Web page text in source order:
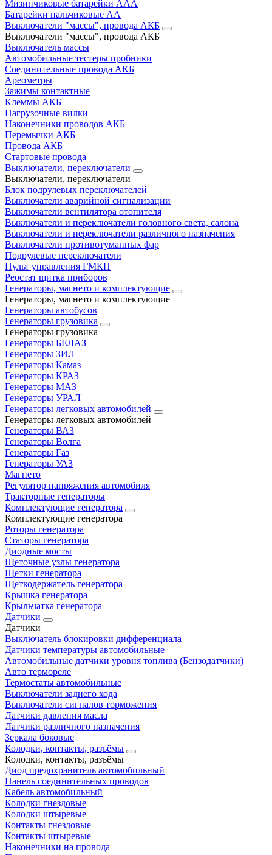
Мизинчиковые батарейки AAA
Батарейки пальчиковые АА
Выключатели "массы", провода АКБ
Выключатели "массы", провода АКБ
Выключатель массы
Автомобильные тестеры пробники
Соединительные провода АКБ
Ареометры
Зажимы контактные
Клеммы АКБ
Нагрузочные вилки
Наконечники проводов АКБ
Перемычки АКБ
Провода АКБ
Стартовые провода
Выключатели, переключатели
Выключатели, переключатели
Блок подрулевых переключателей
Выключатели аварийной сигнализации
Выключатели вентилятора отопителя
Выключатели и переключатели головного света, салона
Выключатели и переключатели различного назначения
Выключатели противотуманных фар
Подрулевые переключатели
Пульт управления ГМКП
Реостат щитка приборов
Генераторы, магнето и комплектующие
Генераторы, магнето и комплектующие
Генераторы автобусов
Генераторы грузовика
Генераторы грузовика
Генераторы БЕЛАЗ
Генераторы ЗИЛ
Генераторы Камаз
Генераторы КРАЗ
Генераторы МАЗ
Генераторы УРАЛ
Генераторы легковых автомобилей
Генераторы легковых автомобилей
Генераторы ВАЗ
Генераторы Волга
Генераторы Газ
Генераторы УАЗ
Магнето
Регулятор напряжения автомобиля
Тракторные генераторы
Комплектующие генератора
Комплектующие генератора
Роторы генератора
Статоры генератора
Диодные мосты
Щеточные узлы генератора
Щетки генератора
Щеткодержатель генератора
Крышка генератора
Крыльчатка генератора
Датчики
Датчики
Выключатель блокировки дифференциала
Датчики температуры автомобильные
Автомобильные датчики уровня топлива (Бензодатчики)
Авто термореле
Термостаты автомобильные
Выключатели заднего хода
Выключатели сигналов торможения
Датчики давления масла
Датчики различного назначения
Зеркала боковые
Колодки, контакты, разъёмы
Колодки, контакты, разъёмы
Диод предохранитель автомобильный
Панель соединительных проводов
Кабель автомобильный
Колодки гнездовые
Колодки штыревые
Контакты гнездовые
Контакты штыревые
Наконечники на провода